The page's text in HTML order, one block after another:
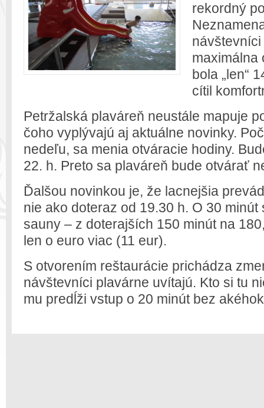
rekordný
maximálna
bola „len“
cítil
Petržalská plaváreň neustále mapuje
čoho vyplývajú aj aktuálne novinky.
nedeľu, sa menia otváracie hodiny.
22. h. Preto sa plaváreň bude otvárať
Ďalšou novinkou je, že lacnejšia
nie ako doteraz od 19.30 h. O 30
sauny – z doterajších 150 minút na
len o euro viac (11 eur).
S otvorením reštaurácie prichádza
návštevníci plavárne uvítajú. Kto si tu
mu predĺži vstup o 20 minút bez